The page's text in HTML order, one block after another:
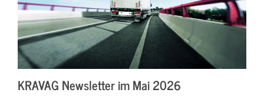
KRAVAG Newsletter im Mai 2026